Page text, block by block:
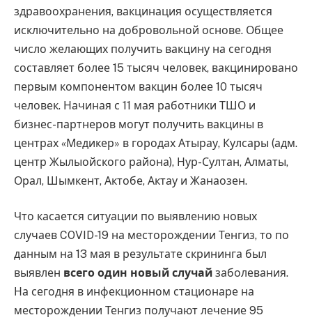
здравоохранения, вакцинация осуществляется
исключительно на добровольной основе. Общее
число желающих получить вакцину на сегодня
составляет более 15 тысяч человек, вакцинировано
первым компонентом вакцин более 10 тысяч
человек. Начиная с 11 мая работники ТШО и
бизнес-партнеров могут получить вакцины в
центрах «Медикер» в городах Атырау, Кулсары (адм.
центр Жылыойского района), Нур-Султан, Алматы,
Орал, Шымкент, Актобе, Актау и Жанаозен.
Что касается ситуации по выявлению новых
случаев COVID-19 на месторождении Тенгиз, то по
данным на 13 мая в результате скрининга был
выявлен всего один новый случай заболевания.
На сегодня в инфекционном стационаре на
месторождении Тенгиз получают лечение 95